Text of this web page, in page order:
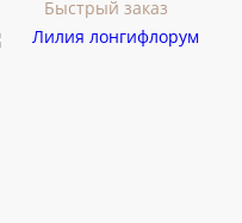
Быстрый заказ